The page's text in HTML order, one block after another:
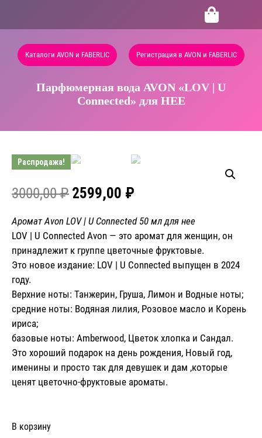
Каталоги AVON и FABERLIC Регистрация в AVON и FABERLIC
Парфюмерная вода AVON «LOV | U
Connected» для НЕЕ
Распродажа!
3000,00₽ 2599,00 ₽
Аромат Avon LOV | U Connected 50 мл для нее
LOV | U Connected Avon — это аромат для женщин, он
принадлежит к группе цветочные фруктовые.
Это новое издание: LOV | U Connected выпущен в 2024
году.
Верхние ноты: Танжерин, Груша, Лимон и Водные ноты;
средние ноты: Водяная лилия, Розовое масло и Корень
ириса;
базовые ноты: Amberwood, Цветок хлопка и Сандал.
Это хороший подарок на день рождения, Новый год,
именины и просто так для девушек и дам ,которые
ценят цветочно-фруктовые ароматы.
Количество
товара
В корзину